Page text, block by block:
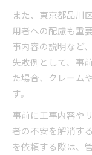
また、東京都品川
用者への配慮も重
事内容の説明など
失敗例として、事
た場合、クレーム
す。
事前に工事内容や
者の不安を解消す
を依頼する際は、